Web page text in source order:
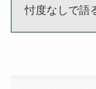
忖度なしで語